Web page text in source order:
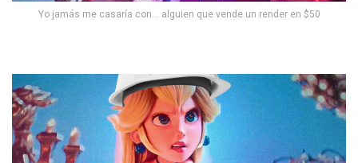
Yo jamás me casaría con… alguien que vende un render en $50